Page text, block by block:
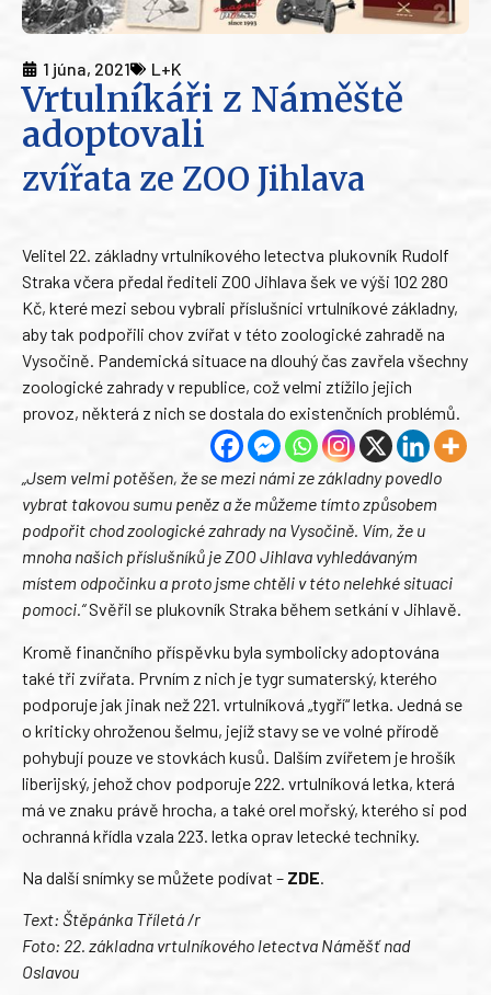
1 júna, 2021 L+K
Vrtulníkáři z Náměště
adoptovali
zvířata ze ZOO Jihlava
Velitel 22. základny vrtulníkového letectva plukovník Rudolf
Straka včera předal řediteli ZOO Jihlava šek ve výši 102 280
Kč, které mezi sebou vybrali příslušníci vrtulníkové základny,
aby tak podpořili chov zvířat v této zoologické zahradě na
Vysočině. Pandemická situace na dlouhý čas zavřela všechny
zoologické zahrady v republice, což velmi ztížilo jejich
provoz, některá z nich se dostala do existenčních problémů.
„Jsem velmi potěšen, že se mezi námi ze základny povedlo
vybrat takovou sumu peněz a že můžeme tímto způsobem
podpořit chod zoologické zahrady na Vysočině. Vím, že u
mnoha našich příslušníků je ZOO Jihlava vyhledávaným
místem odpočinku a proto jsme chtěli v této nelehké situaci
pomoci.“Svěřil se plukovník Straka během setkání v Jihlavě.
Kromě finančního příspěvku byla symbolicky adoptována
také tři zvířata. Prvním z nich je tygr sumaterský, kterého
podporuje jak jinak než 221. vrtulníková „tygří“ letka. Jedná se
o kriticky ohroženou šelmu, jejíž stavy se ve volné přírodě
pohybují pouze ve stovkách kusů. Dalším zvířetem je hrošík
liberijský, jehož chov podporuje 222. vrtulníková letka, která
má ve znaku právě hrocha, a také orel mořský, kterého si pod
ochranná křídla vzala 223. letka oprav letecké techniky.
Na další snímky se můžete podívat – ZDE.
Text: Štěpánka Tříletá /r
Foto: 22. základna vrtulníkového letectva Náměšť nad
Oslavou